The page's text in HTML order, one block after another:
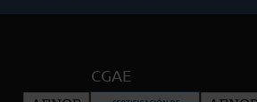
CGAE